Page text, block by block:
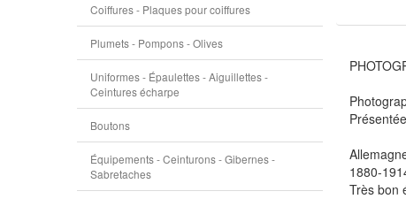
Coiffures - Plaques pour coiffures
Plumets - Pompons - Olives
Uniformes - Épaulettes - Aiguillettes -
Ceintures écharpe
Boutons
Équipements - Ceinturons - Gibernes -
Sabretaches
1880-
Très bon